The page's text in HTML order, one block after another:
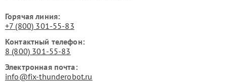
Горячая линия:
+7 (800) 301-55-83
Контактный телефон:
8 (800) 301-55-83
Электронная почта:
info@fix-thunderobot.ru